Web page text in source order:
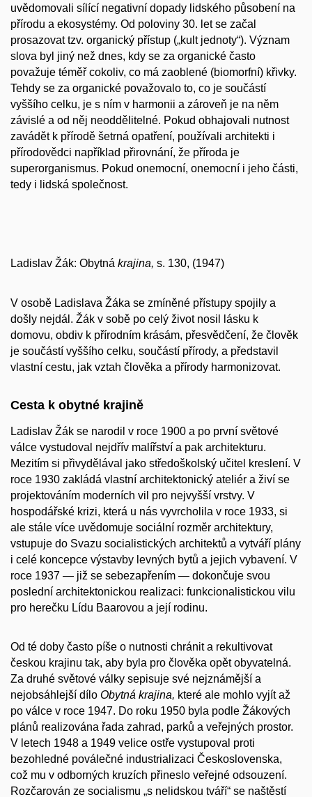
uvědomovali sílící negativní dopady lidského působení na
přírodu a ekosystémy. Od poloviny 30. let se začal
prosazovat tzv. organický přístup („kult jednoty“). Význam
slova byl jiný než dnes, kdy se za organické často
považuje téměř cokoliv, co má zaoblené (biomorfní) křivky.
Tehdy se za organické považovalo to, co je součástí
vyššího celku, je s ním v harmonii a zároveň je na něm
závislé a od něj neoddělitelné. Pokud obhajovali nutnost
zavádět k přírodě šetrná opatření, používali architekti i
přírodovědci například přirovnání, že příroda je
superorganismus. Pokud onemocní, onemocní i jeho části,
tedy i lidská společnost.
Ladislav Žák: Obytná krajina, s. 130, (1947)
V osobě Ladislava Žáka se zmíněné přístupy spojily a
došly nejdál. Žák v sobě po celý život nosil lásku k
domovu, obdiv k přírodním krásám, přesvědčení, že člověk
je součástí vyššího celku, součástí přírody, a představil
vlastní cestu, jak vztah člověka a přírody harmonizovat.
Cesta k obytné krajině
Ladislav Žák se narodil v roce 1900 a po první světové
válce vystudoval nejdřív malířství a pak architekturu.
Mezitím si přivydělával jako středoškolský učitel kreslení. V
roce 1930 zakládá vlastní architektonický ateliér a živí se
projektováním moderních vil pro nejvyšší vrstvy. V
hospodářské krizi, která u nás vyvrcholila v roce 1933, si
ale stále více uvědomuje sociální rozměr architektury,
vstupuje do Svazu socialistických architektů a vytváří plány
i celé koncepce výstavby levných bytů a jejich vybavení. V
roce 1937 — již se sebezapřením — dokončuje svou
poslední architektonickou realizaci: funkcionalistickou vilu
pro herečku Lídu Baarovou a její rodinu.
Od té doby často píše o nutnosti chránit a rekultivovat
českou krajinu tak, aby byla pro člověka opět obyvatelná.
Za druhé světové války sepisuje své nejznámější a
nejobsáhlejší dílo Obytná krajina, které ale mohlo vyjít až
po válce v roce 1947. Do roku 1950 byla podle Žákových
plánů realizována řada zahrad, parků a veřejných prostor.
V letech 1948 a 1949 velice ostře vystupoval proti
bezohledné poválečné industrializaci Československa,
což mu v odborných kruzích přineslo veřejné odsouzení.
Rozčarován ze socialismu „s nelidskou tváří“ se naštěstí